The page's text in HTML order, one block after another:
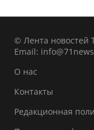
© Лента новостей
Email:
О нас
Контакты
Редакционная